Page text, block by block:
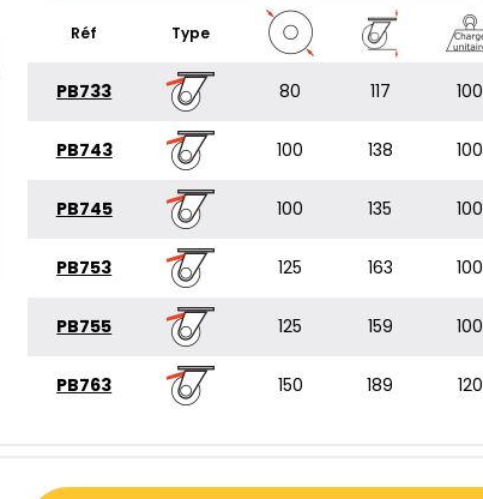
Réf Type
PB733 80 117 100
PB743 100 138 100
PB745 100 135 100
PB753 125 163 100
PB755 125 159 100
PB763 150 189 120